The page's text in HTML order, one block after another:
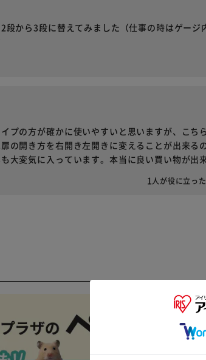
段から3段に替えてみました（仕事の時はゲージ
プの方が確かに使いやすいと思いますが、こち
の開き方を右開き左開きに変えることが出来る
大変気に入っています。本当に良い買い物が出
1人が役に立っ
※ご確認ください